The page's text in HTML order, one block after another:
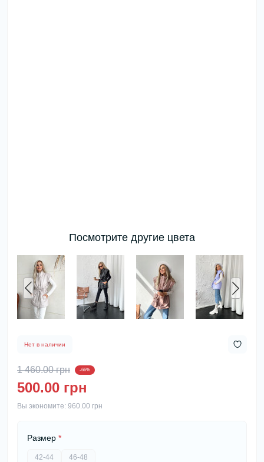
Посмотрите другие цвета
Нет в наличии
1 460.00 грн -66%
500.00 грн
Вы экономите: 960.00 грн
Размер *
42-44 46-48